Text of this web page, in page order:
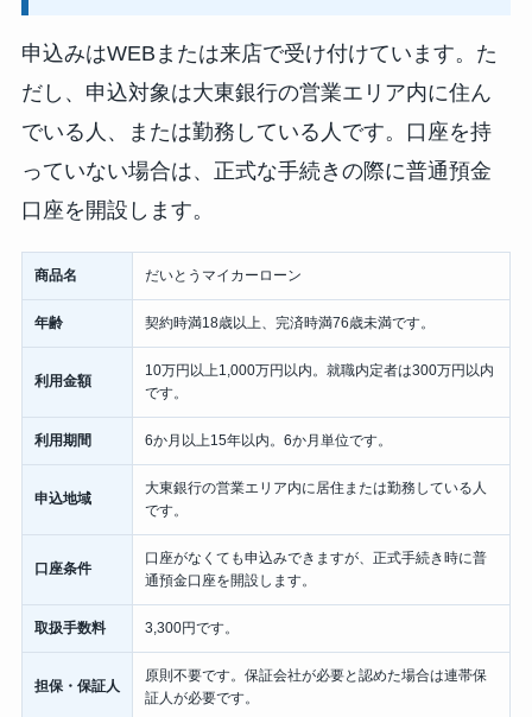
申込みはWEBまたは来店で受け付けています。た
だし、申込対象は大東銀行の営業エリア内に住ん
でいる人、または勤務している人です。口座を持
っていない場合は、正式な手続きの際に普通預金
口座を開設します。
商品名 だいとうマイカーローン
年齢 契約時満18歳以上、完済時満76歳未満です。
利用金額
10万円以上1,000万円以内。就職内定者は300万円以内
です。
利用期間 6か月以上15年以内。6か月単位です。
申込地域
大東銀行の営業エリア内に居住または勤務している人
です。
口座条件
口座がなくても申込みできますが、正式手続き時に普
通預金口座を開設します。
取扱手数料 3,300円です。
担保・保証人
原則不要です。保証会社が必要と認めた場合は連帯保
証人が必要です。